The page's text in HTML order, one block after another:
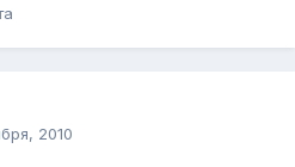
2010